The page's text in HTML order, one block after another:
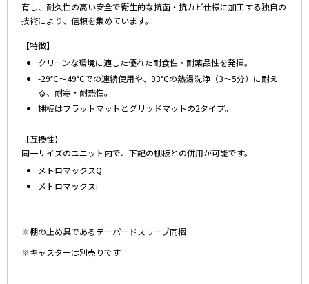
有し、耐久性の高い安全で衛生的な抗菌・抗カビ仕様に加工する独自の
技術により、信頼を集めています。
【特徴】
クリーンな環境に適した優れた耐食性・耐薬品性を発揮。
-29℃～49℃での連続使用や、93℃の熱湯洗浄（3～5分）に耐え
る、耐寒・耐熱性。
棚板はフラットマットとグリッドマットの2タイプ。
【互換性】
同一サイズのユニット内で、下記の棚板との併用が可能です。
メトロマックスQ
メトロマックスi
※棚の止め具であるテーパードスリーブ同梱
※キャスターは別売りです